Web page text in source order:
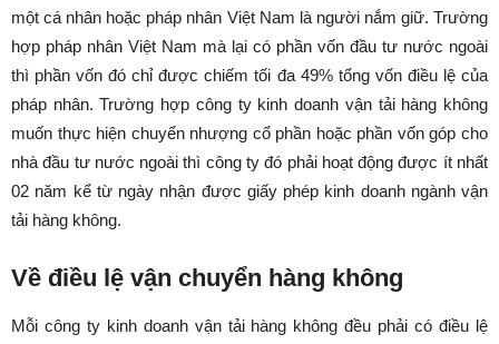
một cá nhân hoặc pháp nhân Việt Nam là người nắm giữ. Trường
hợp pháp nhân Việt Nam mà lại có phần vốn đầu tư nước ngoài
thì phần vốn đó chỉ được chiếm tối đa 49% tổng vốn điều lệ của
pháp nhân. Trường hợp công ty kinh doanh vận tải hàng không
muốn thực hiện chuyển nhượng cổ phần hoặc phần vốn góp cho
nhà đầu tư nước ngoài thì công ty đó phải hoạt động được ít nhất
02 năm kể từ ngày nhận được giấy phép kinh doanh ngành vận
tải hàng không.
Về điều lệ vận chuyển hàng không
Mỗi công ty kinh doanh vận tải hàng không đều phải có điều lệ